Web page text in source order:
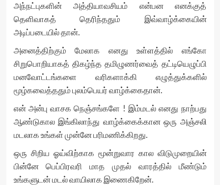
அந்நட்புகளின் அத்தியாவசியம் என்பன எனக்குத்
தெளிவாகத் தெரிந்ததும் இவ்வாழ்க்கையின்
அடிப்படையில் தான்.
அனைத்திற்கும் மேலாக எனது உள்ளத்தில் எங்கோ
சிறுபொறியாகத் திகழ்ந்த தமிழுணர்வைத் தட்டியெழுப்பி
மனவோட்டங்களை வரிகளாக்கி எழுத்துக்களில்
மூழ்கவைத்ததும் புலம்பெயர் வாழ்க்கைதான்.
என் அன்பு வாசக நெஞ்சங்களே ! இம்மடல் எனது நாற்பது
ஆண்டுகால இங்கிலாந்து வாழ்க்கைக்கான ஒரு அஞ்சலி
மடலாக உங்கள் முன்னே பரிமணிக்கிறது.
ஒரு சிறிய ஓய்விற்காக மூன்றுவார கால விடுமுறையின்
பின்னே பெப்பிரவரி மாத முதல் வாரத்தில் மீண்டும்
உங்களுடன் மடல் வாயிலாக இணைகிறேன்.